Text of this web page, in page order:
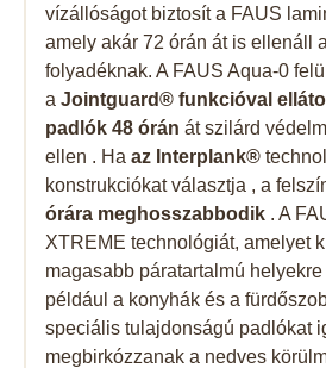
vízállóságot biztosít a FAUS
amely akár 72 órán át is ellenáll
folyadéknak. A FAUS Aqua-0
a Jointguard® funkcióval
padlók 48 órán át szilárd
ellen . Ha az Interplank®
konstrukciókat választja , a
órára meghosszabbodik . A
XTREME technológiát, amelyet
magasabb páratartalmú
például a konyhák és a
speciális tulajdonságú padlókat
megbirkózzanak a nedves